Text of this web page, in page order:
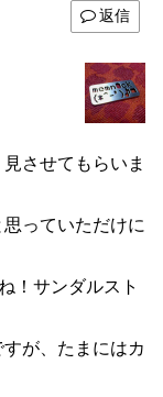
返信
させてもらいま
っていただけに
！サンダルスト
が、たまにはカ